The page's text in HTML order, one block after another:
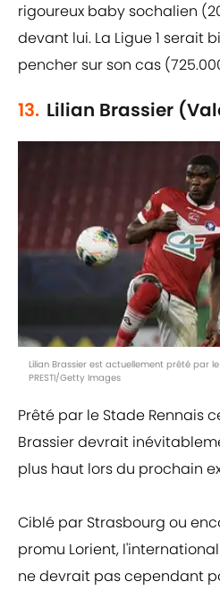
rigoureux baby sochalien
devant lui. La Ligue 1 serait
pencher sur son cas
13. Lilian Brassier
Lilian Brassier est actuellement prêté par le
PRESTI/Getty Images
Prêté par le Stade Rennais
Brassier devrait
plus haut lors du prochain
Ciblé par Strasbourg ou
promu Lorient,
ne devrait pas cependant